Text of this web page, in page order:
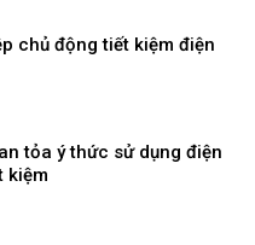
chủ động tiết kiệm điện
tỏa ý thức sử dụng điện
kiệm